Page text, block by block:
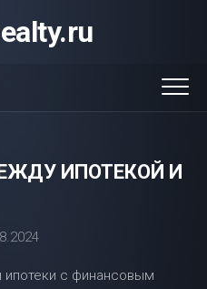
ИПОТЕКОЙ И